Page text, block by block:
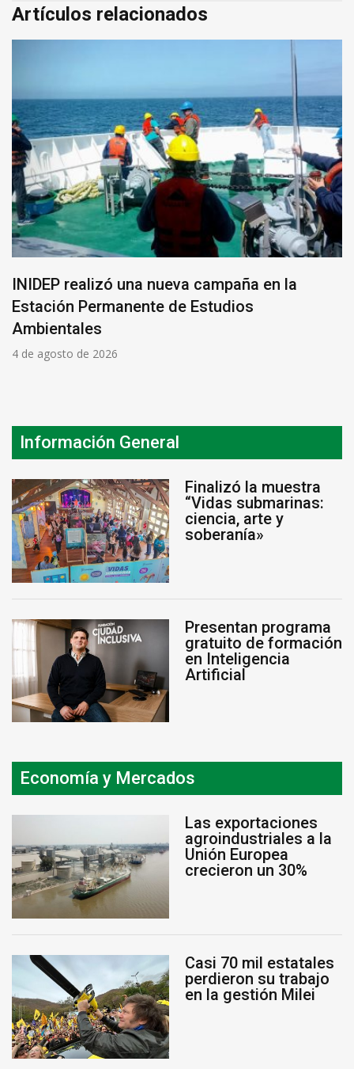
Artículos relacionados
INIDEP realizó una nueva campaña en la
Estación Permanente de Estudios
Ambientales
4 de agosto de 2026
Información General
Finalizó la muestra
“Vidas submarinas:
ciencia, arte y
soberanía»
Presentan programa
gratuito de formación
en Inteligencia
Artificial
Economía y Mercados
Las exportaciones
agroindustriales a la
Unión Europea
crecieron un 30%
Casi 70 mil estatales
perdieron su trabajo
en la gestión Milei